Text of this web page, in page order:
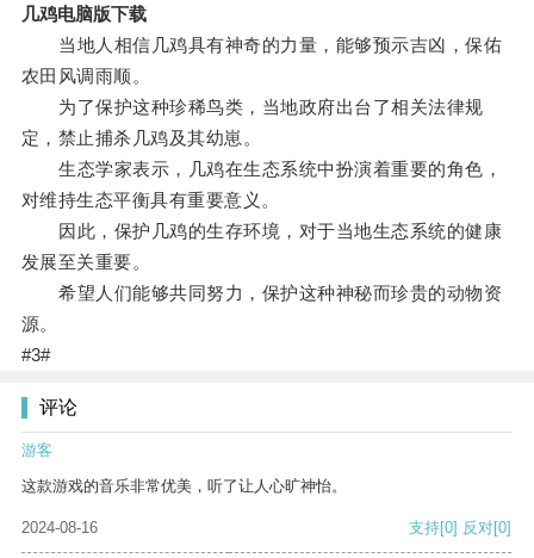
几鸡电脑版下载
当地人相信几鸡具有神奇的力量，能够预示吉凶，保佑
农田风调雨顺。
为了保护这种珍稀鸟类，当地政府出台了相关法律规
定，禁止捕杀几鸡及其幼崽。
生态学家表示，几鸡在生态系统中扮演着重要的角色，
对维持生态平衡具有重要意义。
因此，保护几鸡的生存环境，对于当地生态系统的健康
发展至关重要。
希望人们能够共同努力，保护这种神秘而珍贵的动物资
源。
#3#
评论
游客
这款游戏的音乐非常优美，听了让人心旷神怡。
2024-08-16 支持[0] 反对[0]